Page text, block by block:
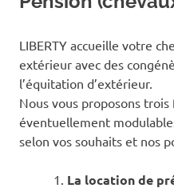
LIBERTY accueille votre
extérieur avec des
l’équitation d’extérieur.
Nous vous proposons
éventuellement
selon vos souhaits et nos
La location de